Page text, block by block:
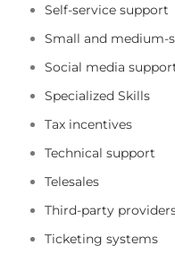
Self-service support
Small and medium-
Social media
Specialized Skills
Tax incentives
Technical support
Telesales
Third-party
Ticketing systems